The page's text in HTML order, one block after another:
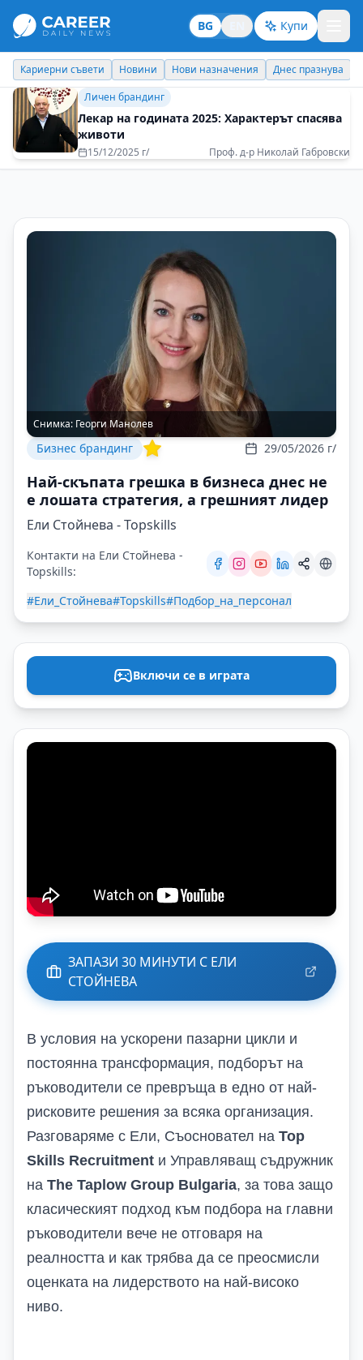
BG Купи
Новини Нови назначения Днес празнува
Похвали работодател
Личен брандинг
Лекар на годината 2025: Характерът спасява
животи
15/12/2025 г/ Проф. д-р Николай Габровски
Снимка: Георги Манолев
Бизнес брандинг 29/05/2026 г/
Най-скъпата грешка в бизнеса днес не
е лошата стратегия, а грешният лидер
Ели Стойнева - Topskills
Контакти на Ели Стойнева -
Topskills:
#Ели_Стойнева#Topskills#Подбор_на_персонал
Включи се в играта
ЗАПАЗИ 30 МИНУТИ С ЕЛИ
СТОЙНЕВА
В условия на ускорени пазарни цикли и
постоянна трансформация, подборът на
ръководители се превръща в едно от най-
рисковите решения за всяка организация.
Разговаряме с Ели, Съосновател на Top
Skills Recruitment и Управляващ съдружник
на The Taplow Group Bulgaria, за това защо
класическият подход към подбора на главни
ръководители вече не отговаря на
реалността и как трябва да се преосмисли
оценката на лидерството на най-високо
ниво.